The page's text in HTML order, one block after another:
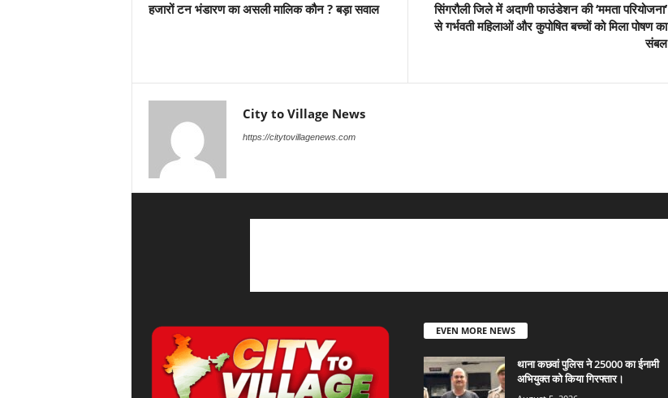
हजारों टन भंडारण का असली मालिक कौन ? बड़ा सवाल
सिंगरौली जिले में अदाणी फाउंडेशन की ‘ममता परियोजना’
से गर्भवती महिलाओं और कुपोषित बच्चों को मिला पोषण का
संबल
City to Village News
https://citytovillagenews.com
EVEN MORE NEWS
थाना कछवां पुलिस ने 25000 का ईनामी
अभियुक्त को किया गिरफ्तार।